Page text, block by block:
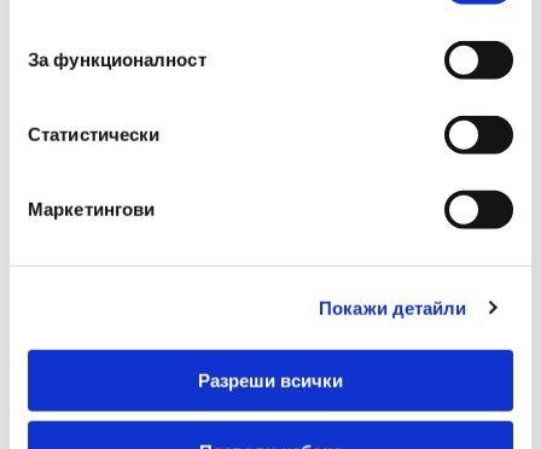
За функционалност
Статистически
Маркетингови
Покажи детайли
Разреши всички
Гаранционен
Препоръчани Продукти